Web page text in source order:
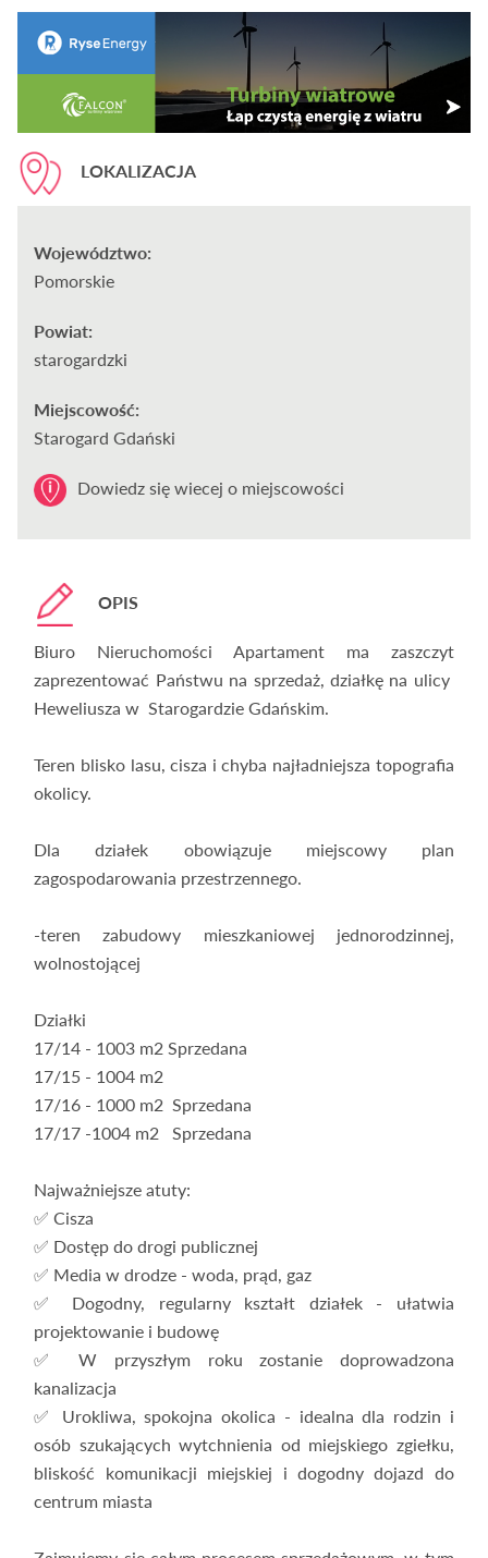
LOKALIZACJA
Województwo:
Pomorskie
Powiat:
starogardzki
Miejscowość:
Starogard Gdański
Dowiedz się wiecej o miejscowości
OPIS
Biuro Nieruchomości Apartament ma zaszczyt
zaprezentować Państwu na sprzedaż, działkę na ulicy
Heweliusza w Starogardzie Gdańskim.
Teren blisko lasu, cisza i chyba najładniejsza topografia
okolicy.
Dla działek obowiązuje miejscowy plan
zagospodarowania przestrzennego.
-teren zabudowy mieszkaniowej jednorodzinnej,
wolnostojącej
Działki
17/14 - 1003 m2 Sprzedana
17/15 - 1004 m2
17/16 - 1000 m2 Sprzedana
17/17 -1004 m2 Sprzedana
Najważniejsze atuty:
✅ Cisza
✅ Dostęp do drogi publicznej
✅ Media w drodze - woda, prąd, gaz
✅ Dogodny, regularny kształt działek - ułatwia
projektowanie i budowę
✅ W przyszłym roku zostanie doprowadzona
kanalizacja
✅ Urokliwa, spokojna okolica - idealna dla rodzin i
osób szukających wytchnienia od miejskiego zgiełku,
bliskość komunikacji miejskiej i dogodny dojazd do
centrum miasta